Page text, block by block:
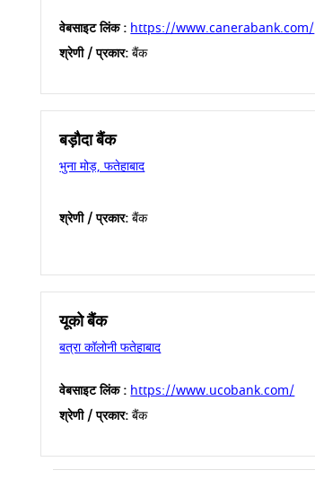
वेबसाइट लिंक : https://www.canerabank.com/
श्रेणी / प्रकार:बैंक
बड़ौदा बैंक
भुना मोड़, फतेहाबाद
श्रेणी / प्रकार:बैंक
यूको बैंक
बत्रा कॉलोनी फतेहाबाद
वेबसाइट लिंक : https://www.ucobank.com/
श्रेणी / प्रकार:बैंक